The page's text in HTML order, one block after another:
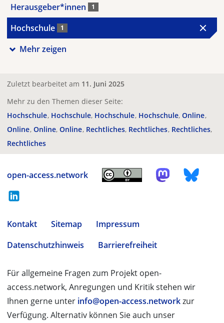
Herausgeber*innen 1
Hochschule 1
Mehr zeigen
Zuletzt bearbeitet am 11. Juni 2025
Mehr zu den Themen dieser Seite:
Hochschule Hochschule Hochschule Hochschule Online
Online Online Online Rechtliches Rechtliches Rechtliches
Rechtliches
open-access.network
Kontakt Sitemap
Impressum
Datenschutzhinweis
Barrierefreiheit
Für allgemeine Fragen zum Projekt open-
access.network, Anregungen und Kritik stehen wir
Ihnen gerne unter info@open-access.networkzur
Verfügung. Alternativ können Sie auch unser